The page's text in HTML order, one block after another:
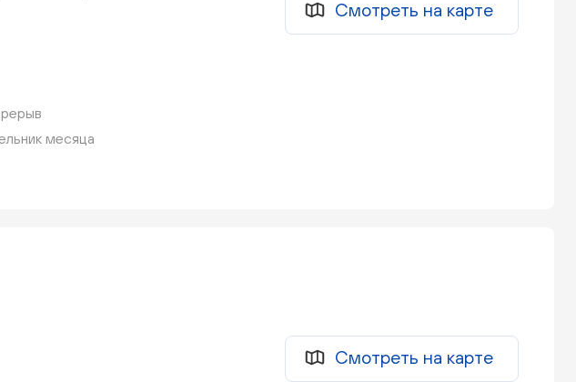
месяца
Смотреть на карте
Смотреть на карте